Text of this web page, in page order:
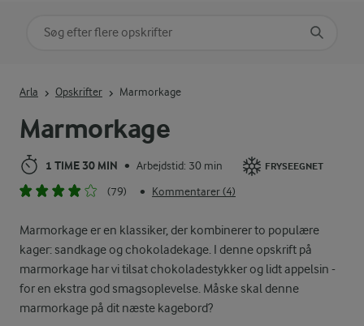
Marmorkage
1 TIME 30 MIN • Arbejdstid: 30 min FRYSEEGNET
(79) • Kommentarer (4)
Marmorkage er en klassiker, der kombinerer to populære
kager: sandkage og chokoladekage. I denne opskrift på
marmorkage har vi tilsat chokoladestykker og lidt appelsin -
for en ekstra god smagsoplevelse. Måske skal denne
marmorkage på dit næste kagebord?
Arla Opskrifter Marmorkage
Søg på kategori